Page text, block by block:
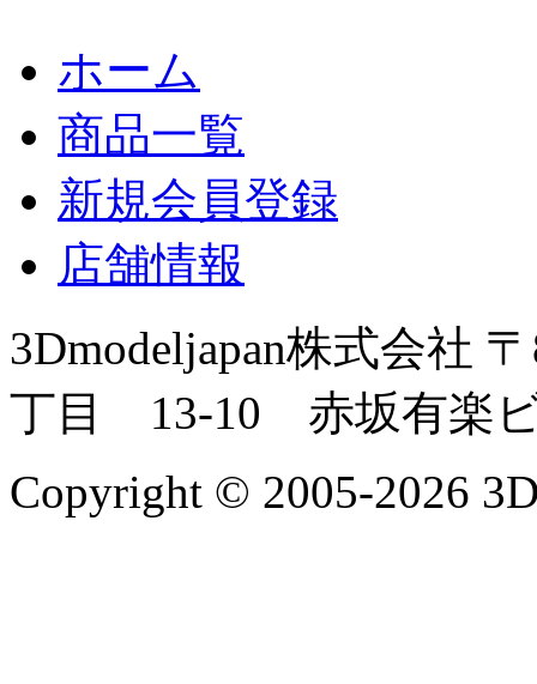
ホーム
商品一覧
新規会員登録
店舗情報
3Dmodeljapan株式会社
丁目 13-10 赤坂有楽
Copyright © 2005-2026